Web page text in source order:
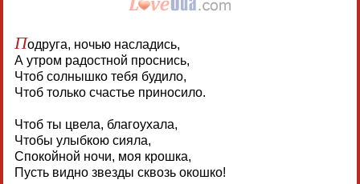
Подруга, ночью насладись,
А утром радостной проснись,
Чтоб солнышко тебя будило,
Чтоб только счастье приносило.
Чтоб ты цвела, благоухала,
Чтобы улыбкою сияла,
Спокойной ночи, моя крошка,
Пусть видно звезды сквозь окошко!